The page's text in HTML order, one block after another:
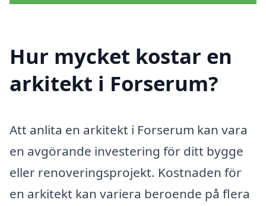
Hur mycket kostar en
arkitekt i Forserum?
Att anlita en arkitekt i Forserum kan vara
en avgörande investering för ditt bygge
eller renoveringsprojekt. Kostnaden för
en arkitekt kan variera beroende på flera